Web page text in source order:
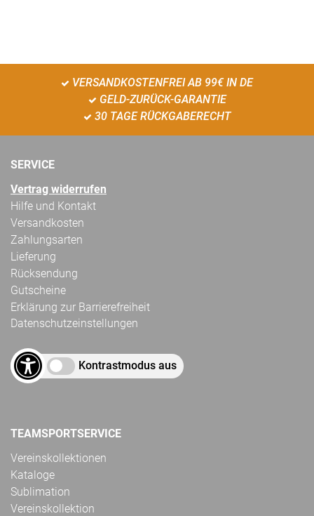
VERSANDKOSTENFREI AB 99€ IN DE
GELD-ZURÜCK-GARANTIE
30 TAGE RÜCKGABERECHT
SERVICE
Vertrag widerrufen
Hilfe und Kontakt
Versandkosten
Zahlungsarten
Lieferung
Rücksendung
Gutscheine
Erklärung zur Barrierefreiheit
Datenschutzeinstellungen
Kontrastmodus aus
TEAMSPORTSERVICE
Vereinskollektionen
Kataloge
Sublimation
Vereinskollektion